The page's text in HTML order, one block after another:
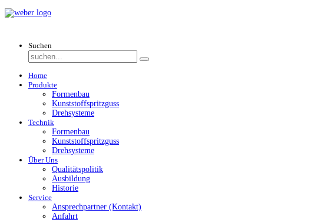
Suchen
Home
Produkte
Formenbau
Kunststoffspritzguss
Drehsysteme
Technik
Formenbau
Kunststoffspritzguss
Drehsysteme
Über Uns
Qualitätspolitik
Ausbildung
Historie
Service
Ansprechpartner (Kontakt)
Anfahrt